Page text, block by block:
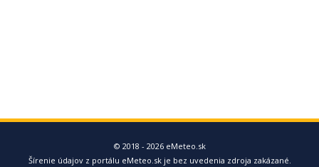
© 2018 - 2026 eMeteo.sk
Šírenie údajov z portálu eMeteo.sk je bez uvedenia zdroja zakázané.